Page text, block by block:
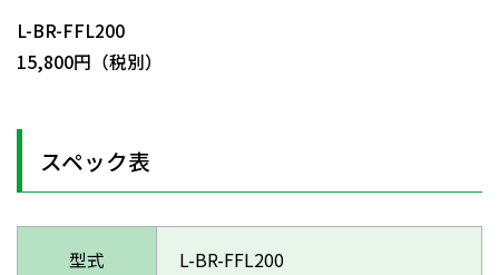
L-BR-FFL200
15,800円（税別）
スペック表
型式 L-BR-FFL200